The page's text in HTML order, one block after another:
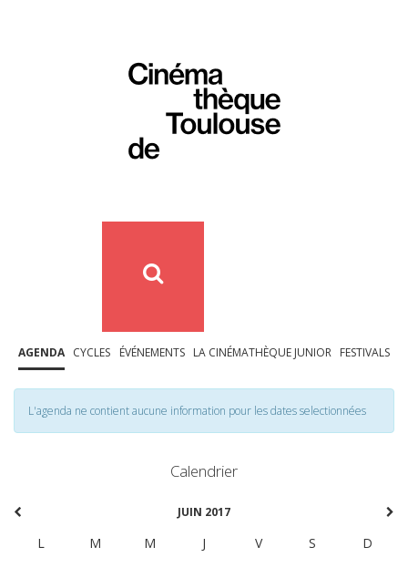
AGENDA CYCLES ÉVÉNEMENTS LA CINÉMATHÈQUE JUNIOR FESTIVALS
L'agenda ne contient aucune information pour les dates selectionnées
Calendrier
JUIN 2017
L M M J V S
D